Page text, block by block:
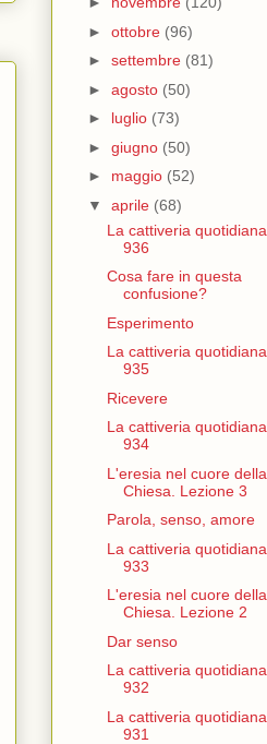
► ottobre (96)
► settembre (81)
► agosto (50)
► luglio (73)
► giugno (50)
► maggio (52)
▼ aprile (68)
La cattiveria quotidiana
936
Cosa fare in questa
confusione?
Esperimento
La cattiveria quotidiana
935
Ricevere
La cattiveria quotidiana
934
L'eresia nel cuore della
Chiesa. Lezione 3
Parola, senso, amore
La cattiveria quotidiana
933
L'eresia nel cuore della
Chiesa. Lezione 2
Dar senso
La cattiveria quotidiana
932
La cattiveria quotidiana
931